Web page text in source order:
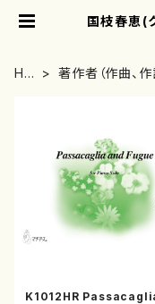
国枝春恵(
HO
著作者（作曲、作
K1012HR